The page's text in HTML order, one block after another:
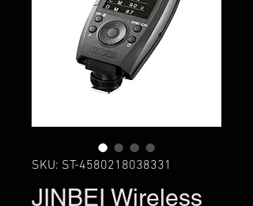
SKU: ST-4580218038331
JINBEI Wireless